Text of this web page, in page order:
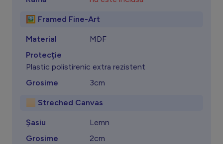
🖼️ Framed Fine-Art
Material
MDF
Protecţie
Plastic polistirenic extra rezistent
Grosime
3cm
🏻 Streched Canvas
Șasiu
Lemn
Grosime
2cm